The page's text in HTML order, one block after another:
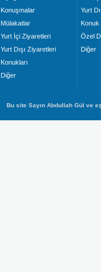
Konuşmalar
Mülakatlar
Yurt İçi Ziyaretleri
Yurt Dışı Ziyaretleri
Konukları
Diğer
Yurt
Konuk
Özel
Diğer
Bu site Sayın Abdullah Gül ve